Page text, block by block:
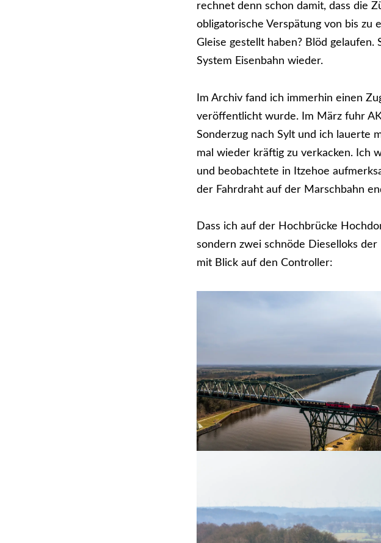
rechnet denn schon damit, dass die
obligatorische Verspätung von bis zu
Gleise gestellt haben? Blöd gelaufen.
System Eisenbahn wieder.
Im Archiv fand ich immerhin einen
veröffentlicht wurde. Im März fuhr
Sonderzug nach Sylt und ich lauerte
mal wieder kräftig zu verkacken. Ich
und beobachtete in Itzehoe
der Fahrdraht auf der Marschbahn
Dass ich auf der Hochbrücke
sondern zwei schnöde Dieselloks
mit Blick auf den Controller: